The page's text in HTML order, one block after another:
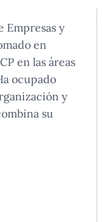
Empresas y
en
en las áreas
ocupado
y
su